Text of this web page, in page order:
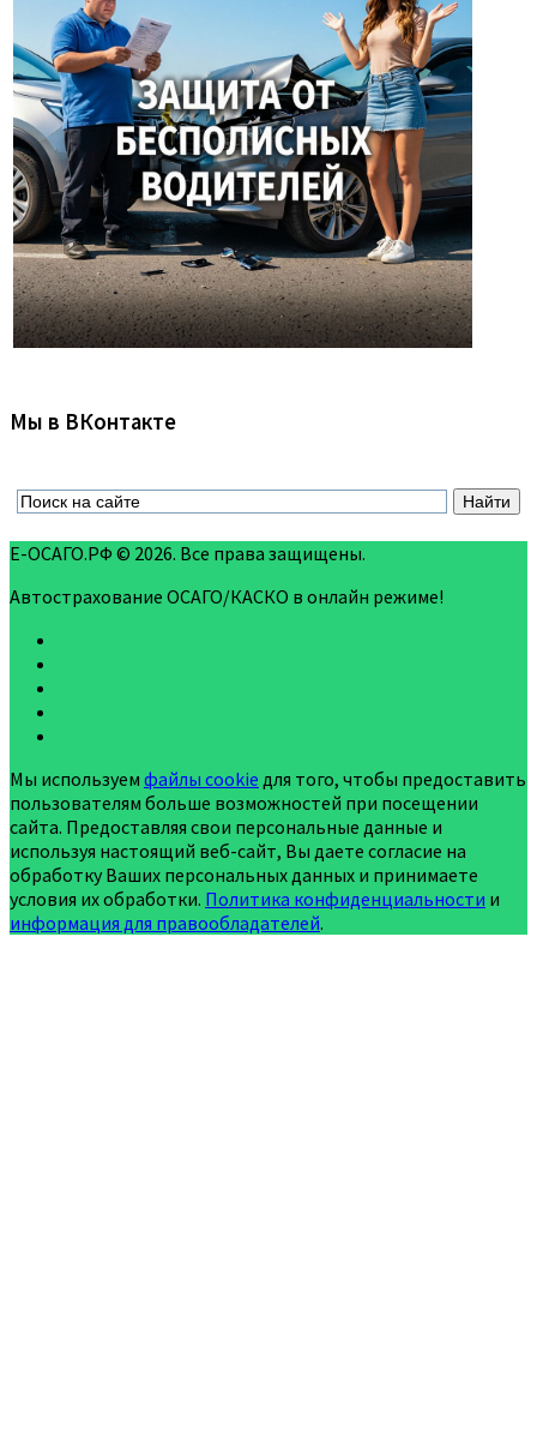
Мы в ВКонтакте
Е-ОСАГО.РФ © 2026. Все права защищены.
Автострахование ОСАГО/КАСКО в онлайн режиме!
Мы используем файлы cookie для того, чтобы предоставить
пользователям больше возможностей при посещении
сайта. Предоставляя свои персональные данные и
используя настоящий веб-сайт, Вы даете согласие на
обработку Ваших персональных данных и принимаете
условия их обработки. Политика конфиденциальности и
информация для правообладателей.